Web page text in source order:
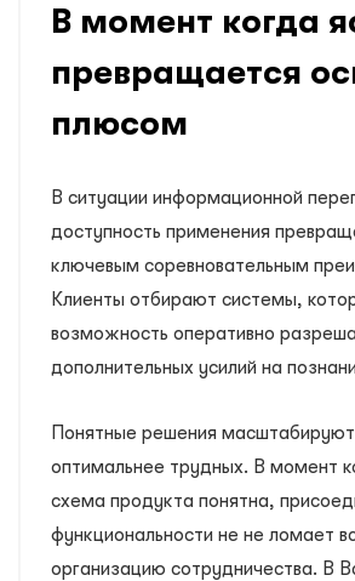
В момент когда
превращается
плюсом
В ситуации информационной
доступность применения
ключевым соревновательным
Клиенты отбирают системы,
возможность оперативно
дополнительных усилий на
Понятные решения
оптимальнее трудных. В момент
схема продукта понятна,
функциональности не не ломает
организацию сотрудничества. В